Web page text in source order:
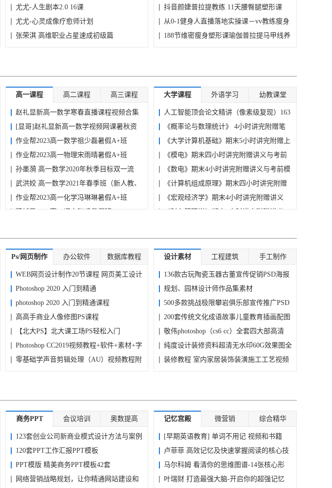
尤尤-人生剧本2.0 16课
尤尤-心灵成像疗愈师计划
张荣淇 高维职业占星速成初级篇
伽...
抖音颜婕普拉提教练 11天腰臀腿塑形课
健...
从0-1健身人直播落地实操课－vv教练瘦身
工...
188节维密瘦身塑形课瑜伽普拉提马甲线养
高一课程 高二课程 高三课程
赵礼显新高一数学寒春直播课程视频合集
(必...
[显哥]赵礼显新高一数学视频网课暑秋资
源...
作业帮2023高一数学祖少磊暑假A+班
作业帮2023高一物理宋雨晴暑假A+班
孙墨漪 高一数学2020年秋季目标双一流
（新...
武洪姣 高一数学2021年春季班（新人教、
旧...
作业帮2023高一化学冯琳琳暑假A+班
大学课程 外语学习 幼教课堂
人工智能顶会论文精讲（像素级复现）163
节...
《概率论与数理统计》 4小时讲完附赠笔
记...
《大学计算机基础》期末5小时讲完附赠上
机...
《模电》期末四小时讲完附赠讲义与考前
模...
《数电》期末4小时讲完附赠讲义与考前模
拟...
《计算机组成原理》期末四小时讲完附赠
讲...
《宏观经济学》期末4小时讲完附赠讲义
Ps/网页制作 办公软件 数据库教程
WEB网页设计制作20节课程 网页美工设计
完...
Photoshop 2020 入门到精通
photoshop 2020 入门到精通课程
高高手商业人像修图PS课程
【北大PS】北大课工场PS轻松入门
Photoshop CC2019视频教程+软件+素材+字
体...
零基础学声音剪辑处理（AU）视频教程附
设计素材 工程建筑 手工制作
136款古玩陶瓷玉器古董宣传促销PSD海报
15...
规划、园林设计师作品集素材
500多款挑战极限攀岩俱乐部宣传推广PSD
海...
200套传统文化成语故事儿童教育插画配图
中...
敬伟photoshop（cs6 cc）全套四大部高清
学...
纯度设计装修资料超清无水印60G效果图全
套...
装修教程 室内家居装饰装潢施工工艺视频
商务PPT 会议培训 奥数提高
123套创业公司新商业模式设计方法与案例
大...
120套PPT工作汇报PPT模板
PPT模版 精美商务PPT模板42套
网络营销战略规划，让你精通网站建设和
记忆宫殿 微营销 综合精华
[早期英语教育] 单词不用记 视频和书籍
完...
卢菲菲 高效记忆及快速掌握阅读的核心技
巧...
马尔科姆 看清你的思维图谱-14张核心形
象...
叶瑞财 打造最强大脑-开启你的超强记忆